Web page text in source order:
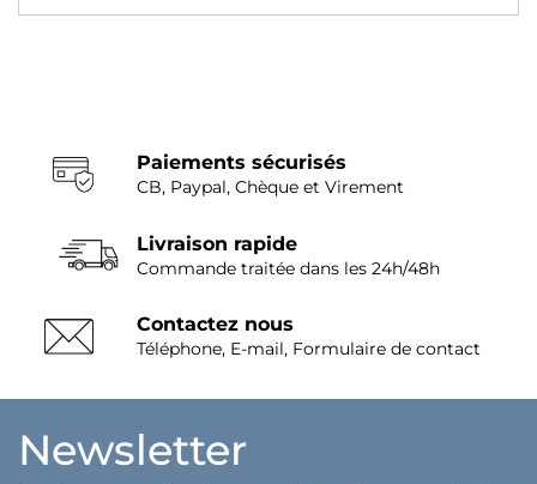
Paiements sécurisés
CB, Paypal, Chèque et Virement
Livraison rapide
Commande traitée dans les 24h/48h
Contactez nous
Téléphone, E-mail, Formulaire de contact
Newsletter